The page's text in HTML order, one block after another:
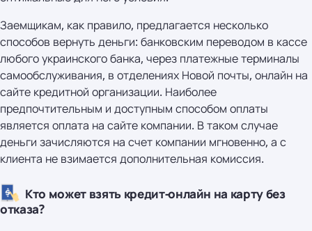
Заемщикам, как правило, предлагается несколько
способов вернуть деньги: банковским переводом в кассе
любого украинского банка, через платежные терминалы
самообслуживания, в отделениях Новой почты, онлайн на
сайте кредитной организации. Наиболее
предпочтительным и доступным способом оплаты
является оплата на сайте компании. В таком случае
деньги зачисляются на счет компании мгновенно, а с
клиента не взимается дополнительная комиссия.
Кто может взять кредит-онлайн на карту без
отказа?